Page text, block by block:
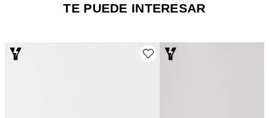
TE PUEDE INTERESAR